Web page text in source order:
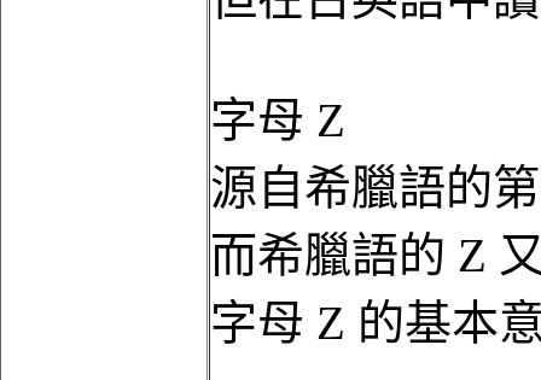
字母 Z
源自希臘語的
而希臘語的 Z
字母 Z 的基本